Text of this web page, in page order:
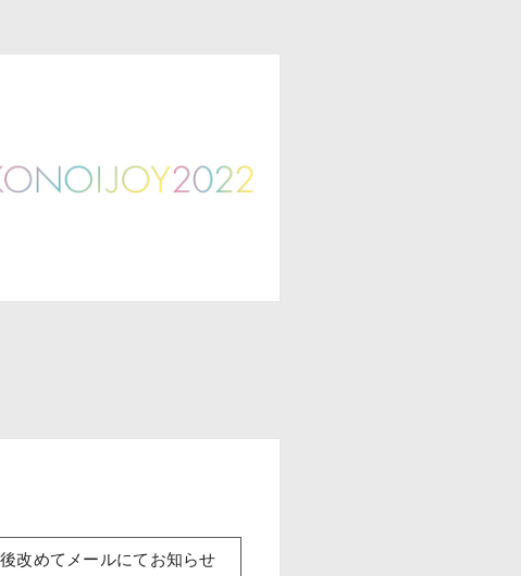
めてメールにてお知らせ